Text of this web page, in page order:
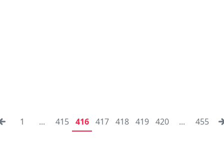
1 ... 415 416 417 418 419 420 ... 455